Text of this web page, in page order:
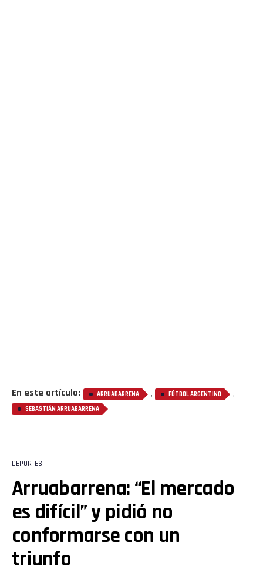
En este artículo: ARRUABARRENA , FÚTBOL ARGENTINO ,
SEBASTIÁN ARRUABARRENA
DEPORTES
Arruabarrena: “El mercado
es difícil” y pidió no
conformarse con un
triunfo